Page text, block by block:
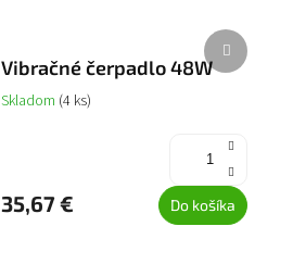
Vibračné čerpadlo 48W
Skladom (4 ks)
35,67 € Do košíka
Ďalší
produkt